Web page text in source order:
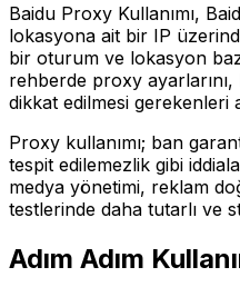
Baidu Proxy Kullanımı,
lokasyona ait bir IP
bir oturum ve lokasyon
rehberde proxy ayarlarını,
dikkat edilmesi gerekenleri
Proxy kullanımı; ban
tespit edilemezlik gibi
medya yönetimi, reklam
testlerinde daha tutarlı ve
Adım Adım